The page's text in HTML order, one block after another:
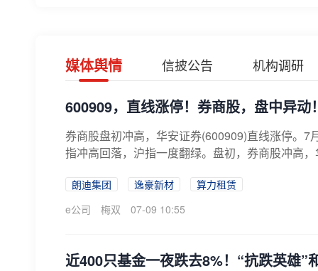
媒体舆情 信披公告 机构调研
600909，直线涨停！券商股，盘中异动
券商股盘初冲高，华安证券(600909)直线涨停。
指冲高回落，沪指一度翻绿。盘初，券商股冲高
朗迪集团 逸豪新材
算力租赁
e公司
梅双 07-09 10:55
近400只基金一夜跌去8%！“抗跌英雄”